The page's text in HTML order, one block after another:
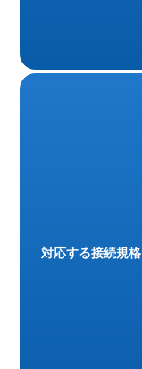
対応する接続規格